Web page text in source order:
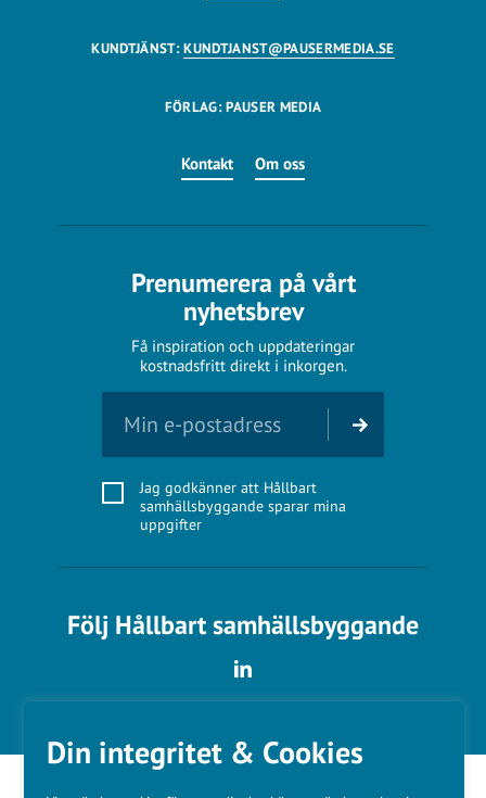
Din integritet & Cookies
KUNDTJÄNST:KUNDTJANST@PAUSERMEDIA.SE
FÖRLAG: PAUSER MEDIA
Kontakt Om oss
Prenumerera på vårt
nyhetsbrev
Få inspiration och uppdateringar
kostnadsfritt direkt i inkorgen.
Jag godkänner att Hållbart
samhällsbyggande sparar mina
uppgifter
Följ Hållbart samhällsbyggande